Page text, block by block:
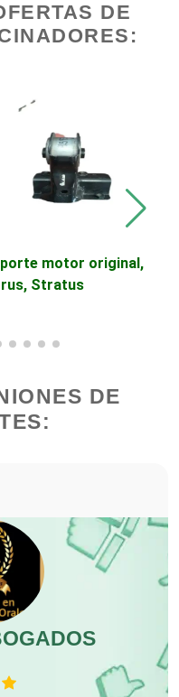
DE
motor original,
Stratus
DE